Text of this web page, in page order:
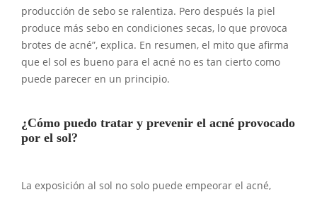
producción de sebo se ralentiza. Pero después la piel
produce más sebo en condiciones secas, lo que provoca
brotes de acné”, explica. En resumen, el mito que afirma
que el sol es bueno para el acné no es tan cierto como
puede parecer en un principio.
¿Cómo puedo tratar y prevenir el acné provocado
por el sol?
La exposición al sol no solo puede empeorar el acné,